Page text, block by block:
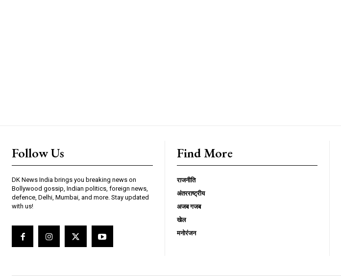
Follow Us
DK News India brings you breaking news on
Bollywood gossip, Indian politics, foreign news,
defence, Delhi, Mumbai, and more. Stay updated
with us!
Find More
राजनीति
अंतरराष्ट्रीय
अजब गजब
खेल
मनोरंजन